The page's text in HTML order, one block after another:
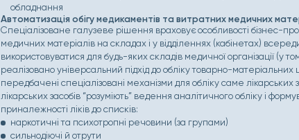
обладнання
Автоматизація обігу медикаментів та витратних медичних
Спеціалізоване галузеве рішення враховує особливості бізнес-
медичних матеріалів на складах і у відділеннях (кабінетах)
використовуватися для будь-яких складів медичної організації (у
реалізовано універсальний підхід до обліку товарно-матеріальних
передбачені спеціалізовані механізми для обліку саме лікарських
лікарських засобів “розуміють” ведення аналітичного обліку і
приналежності ліків до списків:
наркотичні та психотропні речовини (за групами)
сильнодіючі й отрути